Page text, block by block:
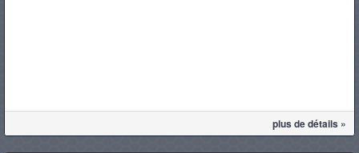
plus de détails »